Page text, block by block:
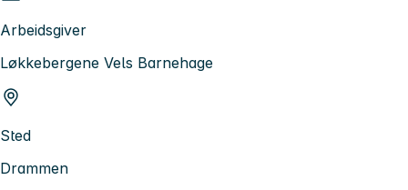
Arbeidsgiver
Løkkebergene Vels Barnehage
Sted
Drammen